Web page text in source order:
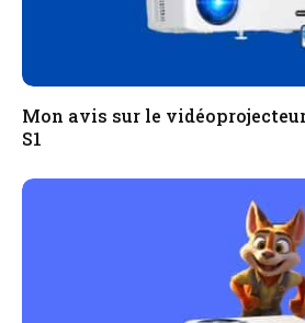
Mon avis sur le
S1